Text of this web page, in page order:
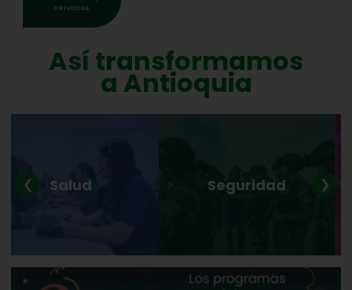
servicios
Así transformamos
a Antioquia
❮ ❯
Salud Seguridad